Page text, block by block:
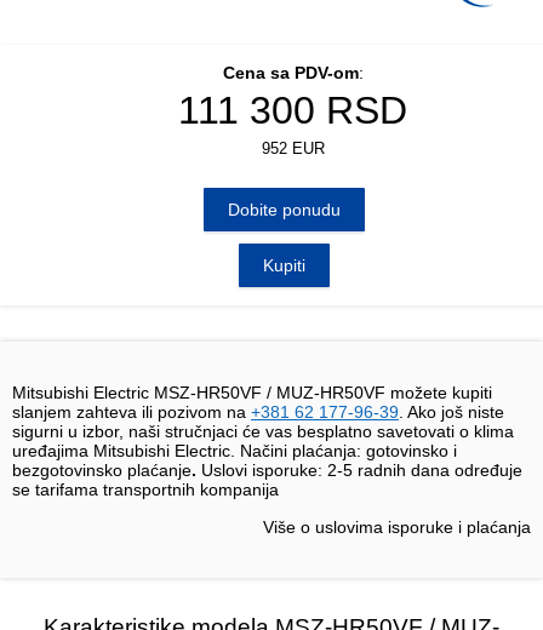
Cena sa PDV-om:
111 300 RSD
952 EUR
Dobite ponudu
Kupiti
Mitsubishi Electric MSZ-HR50VF / MUZ-HR50VF možete kupiti
slanjem zahteva ili pozivom na +381 62 177-96-39. Ako još niste
sigurni u izbor, naši stručnjaci će vas besplatno savetovati o klima
uređajima Mitsubishi Electric. Načini plaćanja: gotovinsko i
bezgotovinsko plaćanje. Uslovi isporuke: 2-5 radnih dana određuje
se tarifama transportnih kompanija
Više o uslovima isporuke i plaćanja